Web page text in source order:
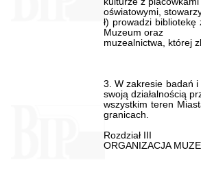
oświatowymi,
ł) prowadzi
Muzeum oraz
muzealnictwa, której
3. W zakresie badań
swoją działalnością
wszystkim teren
granicach.
Rozdział III
ORGANIZACJA